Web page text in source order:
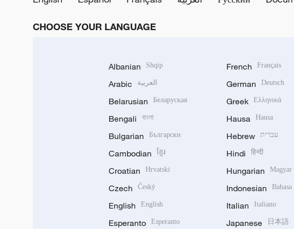
CHOOSE YOUR LANGUAGE
Albanian Shqip
Arabic العربية
Belarusian Беларуская
Bengali বাংলা
Bulgarian Български
Cambodian ខ្មែរ
Croatian Hrvatski
Czech Český
English English
Esperanto Esperanto
French Français
German Deutsch
Greek Ελληνικά
Hausa Hausa
Hebrew עברית
Hindi हिन्दी
Hungarian Magyar
Indonesian
Italian Italiano
Japanese 日本語